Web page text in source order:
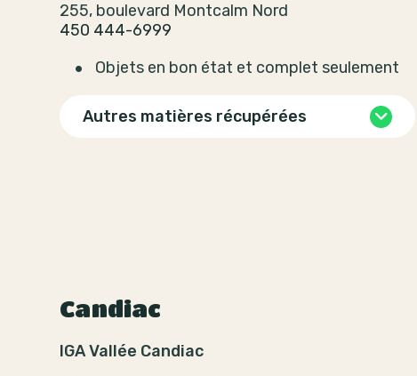
255, boulevard Montcalm Nord
450 444-6999
Objets en bon état et complet seulement
Autres matières récupérées
Candiac
IGA Vallée Candiac